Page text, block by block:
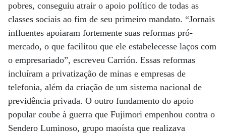
pobres, conseguiu atrair o apoio político de todas as
classes sociais ao fim de seu primeiro mandato. “Jornais
influentes apoiaram fortemente suas reformas pró-
mercado, o que facilitou que ele estabelecesse laços com
o empresariado”, escreveu Carrión. Essas reformas
incluíram a privatização de minas e empresas de
telefonia, além da criação de um sistema nacional de
previdência privada. O outro fundamento do apoio
popular coube à guerra que Fujimori empenhou contra o
Sendero Luminoso, grupo maoísta que realizava